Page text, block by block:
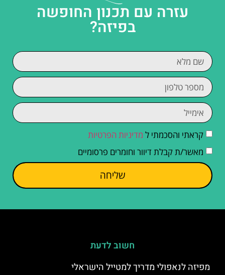
עזרה עם תכנון החופשה
בפיזה?
קראתי והסכמתי ל מדיניות הפרטיות
מאשר/ת קבלת דיוור וחומרים פרסומיים
שליחה
חשוב לדעת
מפיזה לנאפולי מדריך למטייל הישראלי